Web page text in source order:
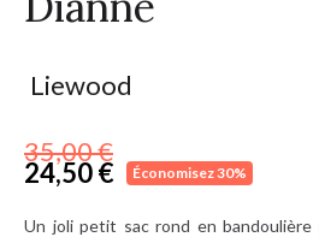
Liewood
35,00 €
24,50 € Économisez 30%
Un joli petit sac rond en